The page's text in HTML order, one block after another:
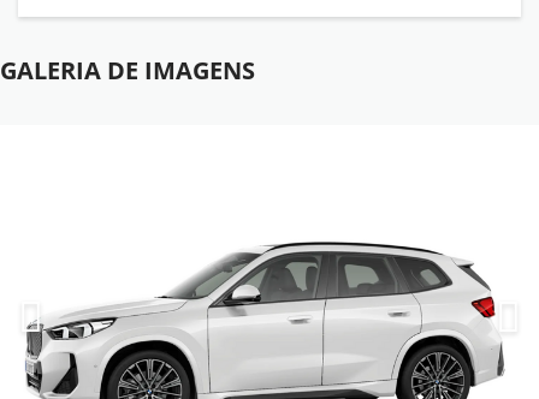
GALERIA DE IMAGENS